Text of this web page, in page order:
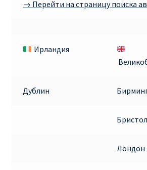
→ Перейти на страницу поиска
Ирландия
Дублин
Лондон